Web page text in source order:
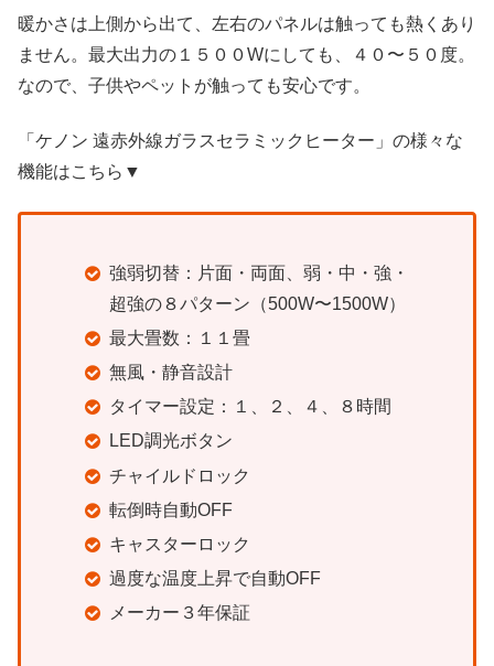
暖かさは上側から出て、左右のパネルは触っても熱くあり
ません。最大出力の１５００Wにしても、４０〜５０度。
なので、子供やペットが触っても安心です。
「 ケノン 遠赤外線ガラスセラミックヒーター」の様々な
機能はこちら▼
強弱切替：片面・両面、弱・中・強・
超強の８パターン（500W〜1500W）
最大畳数：１１畳
無風・静音設計
タイマー設定：１、２、４、８時間
LED調光ボタン
チャイルドロック
転倒時自動OFF
キャスターロック
過度な温度上昇で自動OFF
メーカー３年保証